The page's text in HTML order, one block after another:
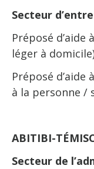
Secteur
Préposé
léger à
Préposé d’aide
à la personne /
ABITIBI-
Secteur de